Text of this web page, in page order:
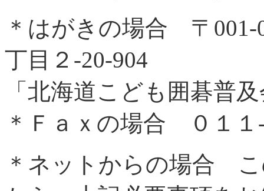
＊はがきの場合 〒
丁目２‐20‐904
「北海道こども囲碁普
＊Ｆａｘの場合 ０１１
＊ネットからの場合